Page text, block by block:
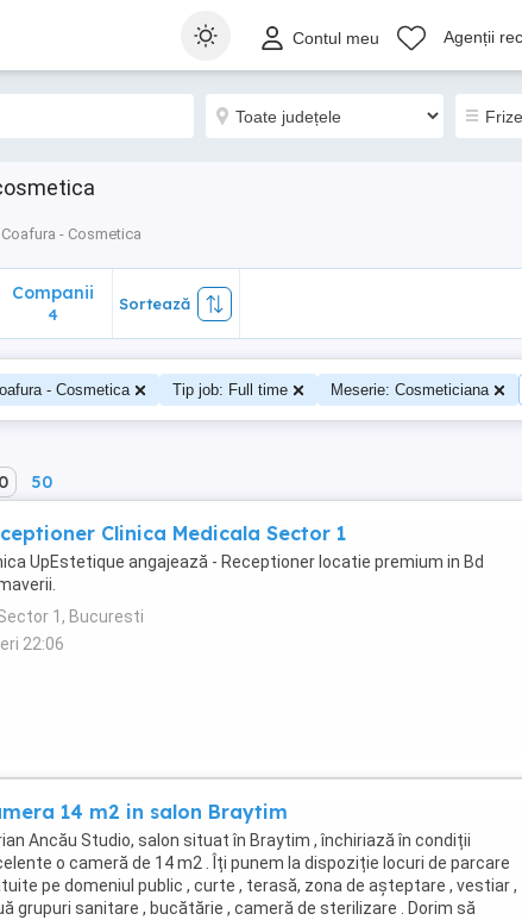
Contul meu Agenții
- Cosmetica
Companii
4
Sortează
- Cosmetica Tip job: Full time Meserie: Cosmeticiana
50
Clinica Medicala Sector 1
UpEstetique angajează - Receptioner locatie premium in Bd
1, Bucuresti
22:06
14 m2 in salon Braytim
Ancău Studio, salon situat în Braytim , închiriază în condiții
o cameră de 14 m2 . Îți punem la dispoziție locuri de parcare
pe domeniul public , curte , terasă, zona de așteptare , vestiar ,
grupuri sanitare , bucătărie , cameră de sterilizare . Dorim să